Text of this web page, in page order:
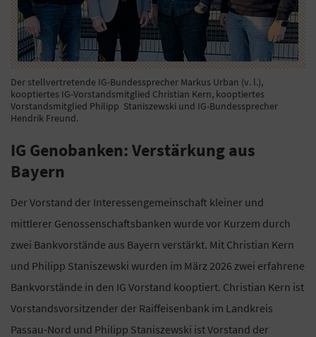
Der stellvertretende IG-Bundessprecher Markus Urban (v. l.),
kooptiertes IG-Vorstandsmitglied Christian Kern, kooptiertes
Vorstandsmitglied Philipp Staniszewski und IG-Bundessprecher
Hendrik Freund.
IG Genobanken: Verstärkung aus
Bayern
Der Vorstand der Interessengemeinschaft kleiner und
mittlerer Genossenschaftsbanken wurde vor Kurzem durch
zwei Bankvorstände aus Bayern verstärkt. Mit Christian Kern
und Philipp Staniszewski wurden im März 2026 zwei erfahrene
Bankvorstände in den IG Vorstand kooptiert. Christian Kern ist
Vorstandsvorsitzender der Raiffeisenbank im Landkreis
Passau-Nord und Philipp Staniszewski ist Vorstand der